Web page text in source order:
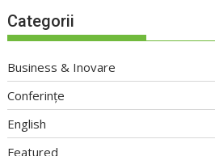
Categorii
Business & Inovare
Conferințe
English
Featured